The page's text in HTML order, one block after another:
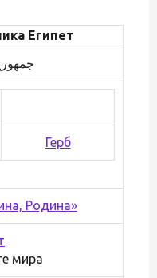
Египет
Герб
Родина»
мира